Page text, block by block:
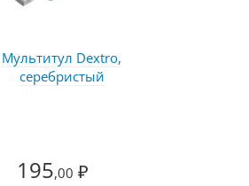
Мультитул Dextro,
серебристый
195,00 ₽